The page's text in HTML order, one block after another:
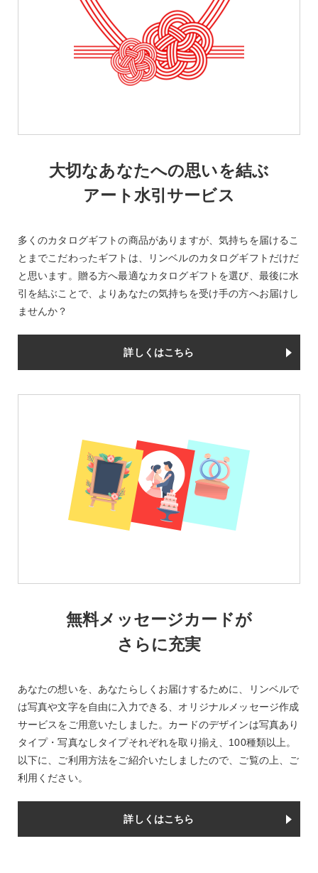
大切なあなたへの思いを結ぶ
アート水引サービス
多くのカタログギフトの商品がありますが、気持ちを届けるこ
とまでこだわったギフトは、リンベルのカタログギフトだけだ
と思います。贈る方へ最適なカタログギフトを選び、最後に水
引を結ぶことで、よりあなたの気持ちを受け手の方へお届けし
ませんか？
詳しくはこちら
無料メッセージカードが
さらに充実
あなたの想いを、あなたらしくお届けするために、リンベルで
は写真や文字を自由に入力できる、オリジナルメッセージ作成
サービスをご用意いたしました。カードのデザインは写真あり
タイプ・写真なしタイプそれぞれを取り揃え、100種類以上。
以下に、ご利用方法をご紹介いたしましたので、ご覧の上、ご
利用ください。
詳しくはこちら